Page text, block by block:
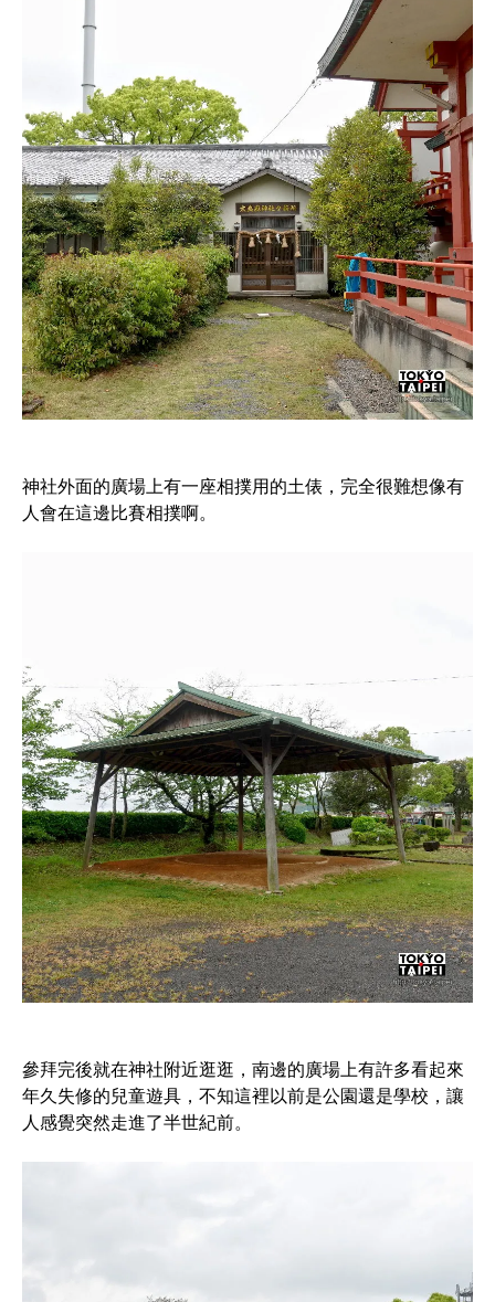
神社外面的廣場上有一座相撲用的土俵，完全很難想像有
人會在這邊比賽相撲啊。
參拜完後就在神社附近逛逛，南邊的廣場上有許多看起來
年久失修的兒童遊具，不知這裡以前是公園還是學校，讓
人感覺突然走進了半世紀前。